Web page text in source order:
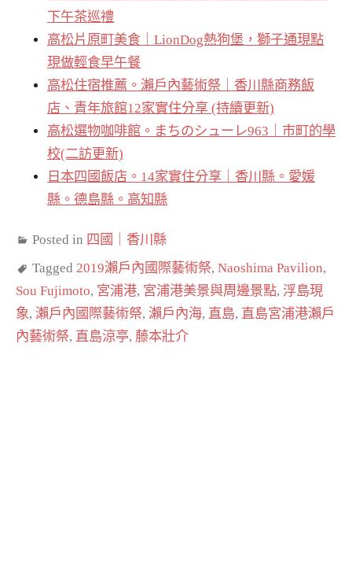
下午茶巡禮
高松片原町美食｜LionDog熱狗堡，獅子通現點
現做輕食早午餐
高松住宿推薦。瀨戶內藝術祭｜香川縣商務飯
店、青年旅館12家實住分享 (持續更新)
高松選物咖啡館。まちのシューレ963｜市町的學
校(二訪更新)
日本四國飯店。14家實住分享｜香川縣。愛媛
縣。德島縣。高知縣
Posted in 四國｜香川縣
Tagged 2019瀨戶內國際藝術祭, Naoshima Pavilion,
Sou Fujimoto, 宮浦港, 宮浦港美景與周邊景點, 浮島現
象, 瀨戶內國際藝術祭, 瀨戶內海, 直島, 直島宮浦港瀨戶
內藝術祭, 直島涼亭, 藤本壯介